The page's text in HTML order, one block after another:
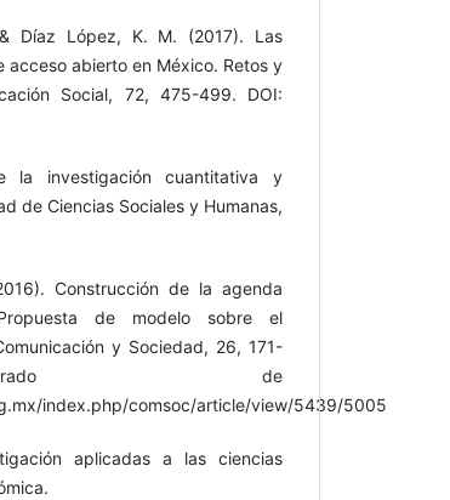
Díaz López, K. M. (2017). Las
abierto en México. Retos y
Social, 72, 475-499. DOI:
la investigación cuantitativa y
de Ciencias Sociales y Humanas,
Construcción de la agenda
de modelo sobre el
y Sociedad, 26, 171-
de
index.php/comsoc/article/view/5439/5005
aplicadas a las ciencias